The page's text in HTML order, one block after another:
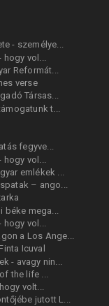
- személye...
vol...
Reformát...
verse
Társas...
t...
fegyve...
vol...
emlékek ...
– ango...
mega...
vol...
a Los Ange...
Icuval
- avagy nin...
the life ...
volt...
jutott L...